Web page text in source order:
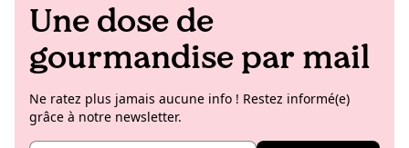
Une dose de
gourmandise par mail
Ne ratez plus jamais aucune info ! Restez informé(e)
grâce à notre newsletter.